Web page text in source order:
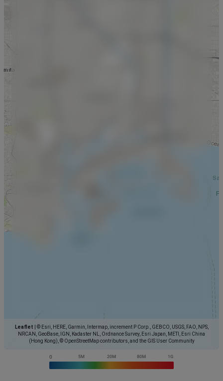
Leaflet
© Esri, HERE, Garmin, Intermap, increment P Corp., GEBCO, USGS, FAO, NPS,
NRCAN, GeoBase, IGN, Kadaster NL, Ordnance Survey, Esri Japan, METI, Esri China
(Hong Kong), © OpenStreetMap contributors, and the GIS User Community